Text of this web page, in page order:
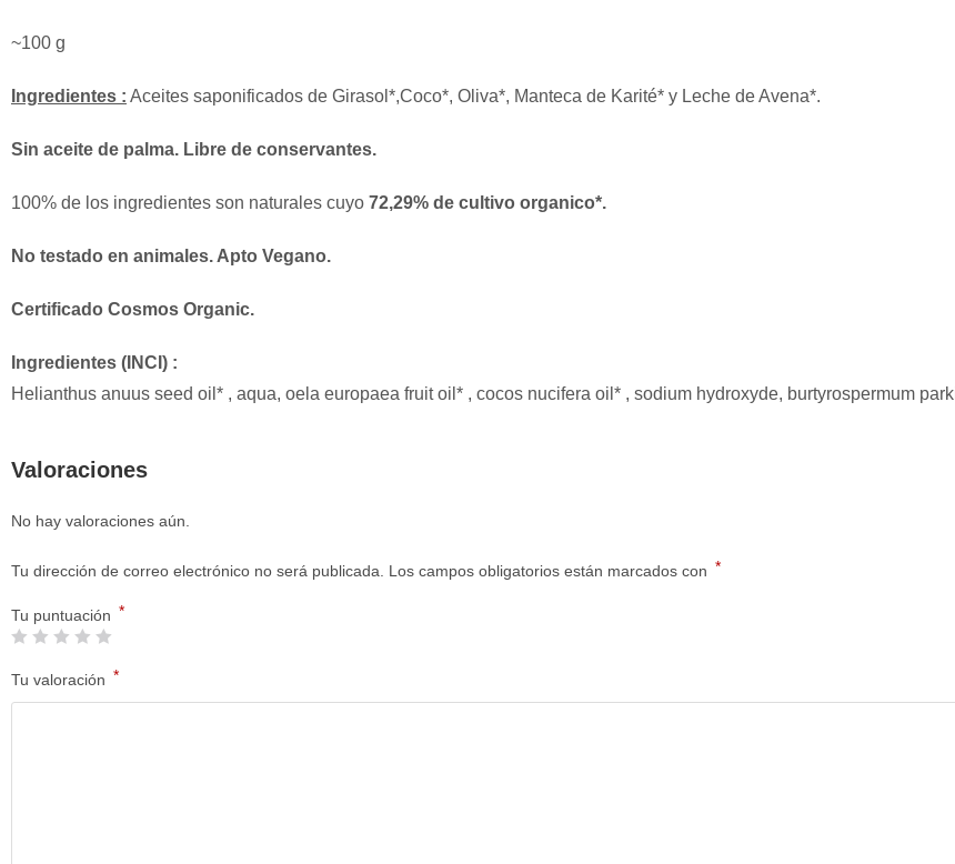
~100 g
Ingredientes : Aceites saponificados de Girasol*,Coco*, Oliva*, Manteca de Karité* y Leche de Avena*.
Sin aceite de palma. Libre de conservantes.
100% de los ingredientes son naturales cuyo 72,29% de cultivo organico*.
No testado en animales. Apto Vegano.
Certificado Cosmos Organic.
Ingredientes (INCI) :
Helianthus anuus seed oil* , aqua, oela europaea fruit oil* , cocos nucifera oil* , sodium hydroxyde, burtyrospermum
Valoraciones
No hay valoraciones aún.
Tu dirección de correo electrónico no será publicada. Los campos obligatorios están marcados con *
Tu puntuación *
Tu valoración *